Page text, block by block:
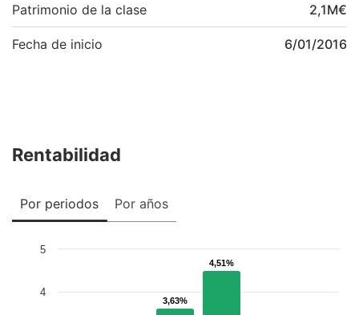
Patrimonio de la clase 2,1M€
Fecha de inicio 6/01/2016
Rentabilidad
Por periodos Por años
3,63%
3,63%
4,51%
4,51%
4
5